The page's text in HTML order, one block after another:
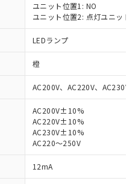
ユニット位置1: NO
ユニット位置2: 点灯ユニット
LEDランプ
橙
AC200V、AC220V、AC230V
AC200V±10%
AC220V±10%
AC230V±10%
AC220～250V
12mA
指令（10物質）の
が提供可能な商品で